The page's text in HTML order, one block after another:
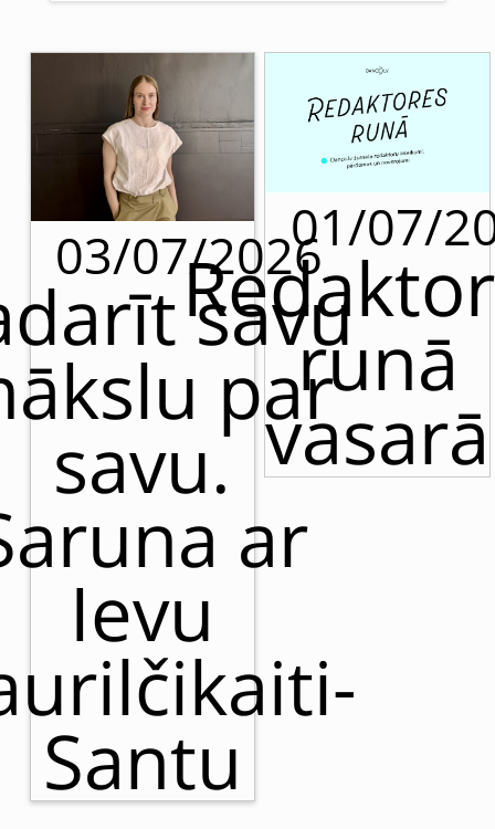
03/07/2026
savu
par
savu.
ar
Ievu
Santu
01/07/
runā
vasarā